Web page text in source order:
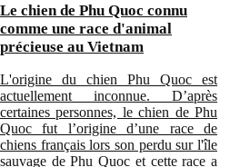
Le chien de Phu Quoc connu
comme une race d'animal
précieuse au Vietnam
L'origine du chien Phu Quoc est
actuellement inconnue. D’après
certaines personnes, le chien de Phu
Quoc fut l’origine d’une race de
chiens français lors son perdu sur l'île
sauvage de Phu Quoc et cette race a